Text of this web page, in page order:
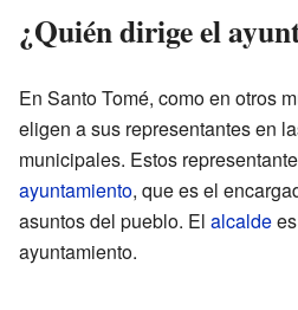
¿Quién dirige el
En Santo Tomé, como en otros
eligen a sus representantes en
municipales. Estos
ayuntamiento, que es el
asuntos del pueblo. El alcalde
ayuntamiento.